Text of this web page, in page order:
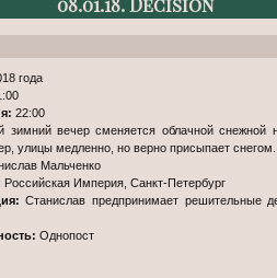
года
22:00
зимний вечер сменяется облачной
улицы медленно, но верно присыпает снегом.
Мальченко
Российская Империя, Санкт-Петербург
Станислав предпринимает решительные
Однопост